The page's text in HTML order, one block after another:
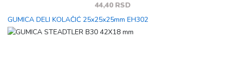
44,40 RSD
GUMICA DELI KOLAČIĆ 25x25x25mm EH302